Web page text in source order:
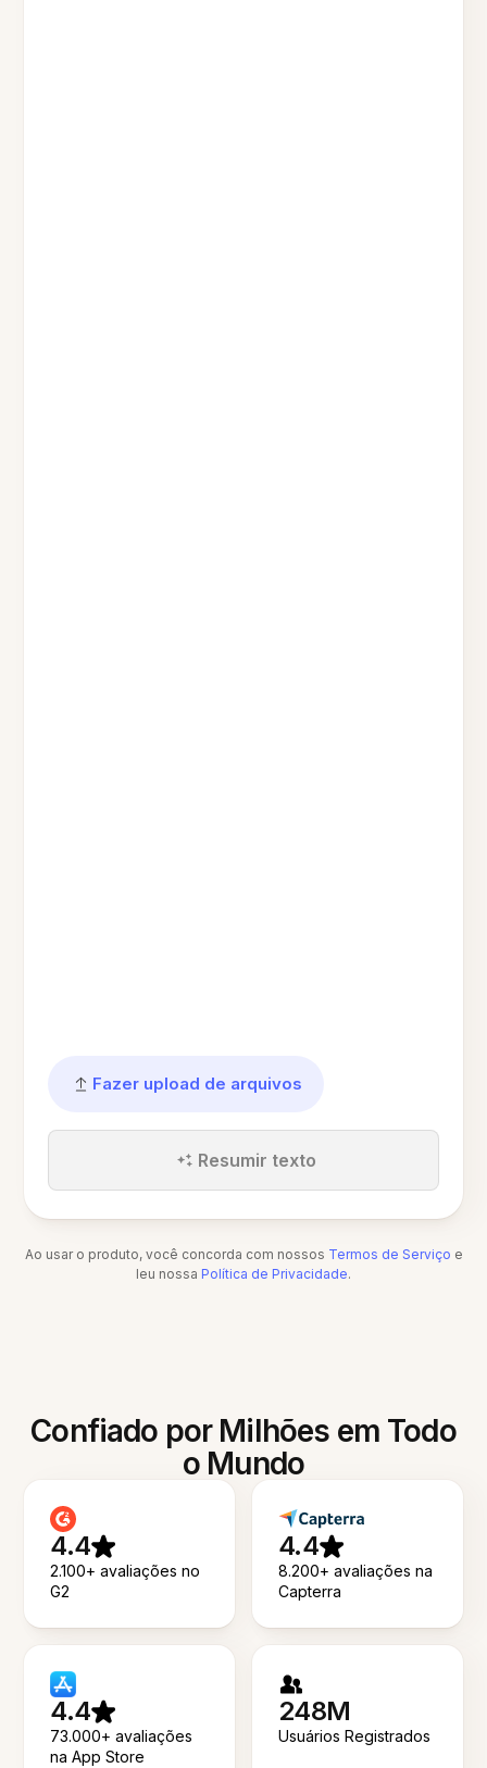
Fazer upload de arquivos
Resumir texto
Ao usar o produto, você concorda com nossos Termos de Serviço e
leu nossa Política de Privacidade.
Confiado por Milhões em Todo
o Mundo
4.4
2.100+ avaliações no
G2
4.4
8.200+ avaliações na
Capterra
4.4
73.000+ avaliações
na App Store
248M
Usuários Registrados